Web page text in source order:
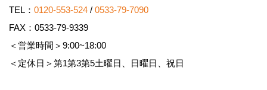
TEL： 0120-553-524 / 0533-79-7090
FAX：0533-79-9339
＜営業時間＞9:00~18:00
＜定休日＞第1第3第5土曜日、日曜日、祝日